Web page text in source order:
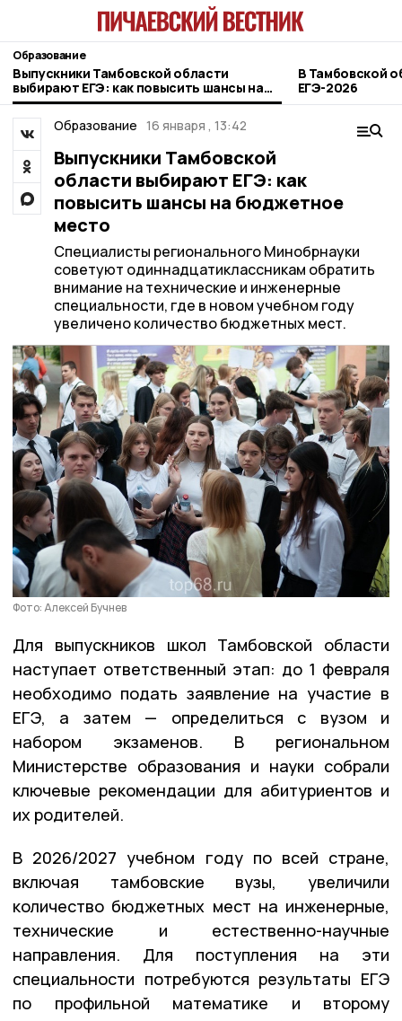
Образование
Выпускники Тамбовской области
выбирают ЕГЭ: как повысить шансы на
бюджетное место
В Тамбовской
ЕГЭ-2026
Образование 16 января , 13:42
Выпускники Тамбовской
области выбирают ЕГЭ: как
повысить шансы на бюджетное
место
Специалисты регионального Минобрнауки
советуют одиннадцатиклассникам обратить
внимание на технические и инженерные
специальности, где в новом учебном году
увеличено количество бюджетных мест.
Фото: Алексей Бучнев
Для выпускников школ Тамбовской области
наступает ответственный этап: до 1 февраля
необходимо подать заявление на участие в
ЕГЭ, а затем — определиться с вузом и
набором экзаменов. В региональном
Министерстве образования и науки собрали
ключевые рекомендации для абитуриентов и
их родителей.
В 2026/2027 учебном году по всей стране,
включая тамбовские вузы, увеличили
количество бюджетных мест на инженерные,
технические и естественно-научные
направления. Для поступления на эти
специальности потребуются результаты ЕГЭ
по профильной математике и второму